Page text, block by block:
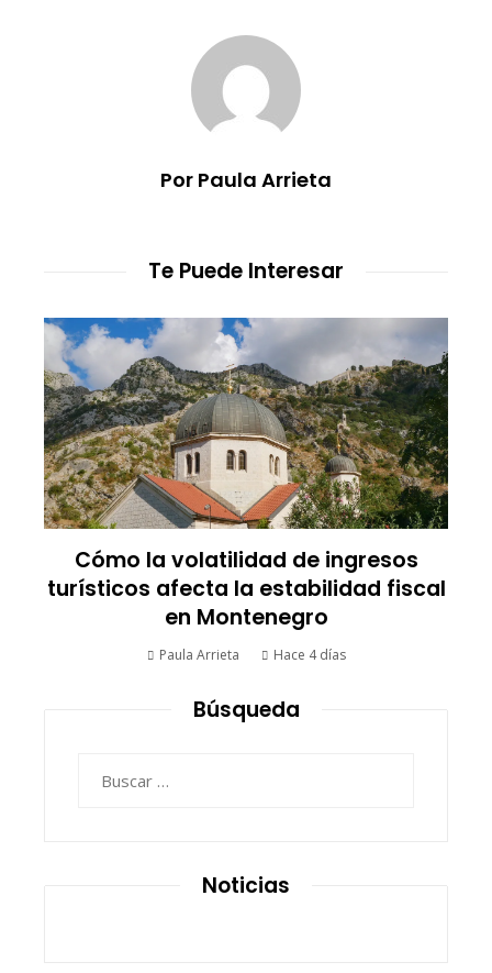
Por Paula Arrieta
Te Puede Interesar
Cómo la volatilidad de ingresos
turísticos afecta la estabilidad fiscal
en Montenegro
Paula Arrieta Hace 4 días
Búsqueda
Noticias